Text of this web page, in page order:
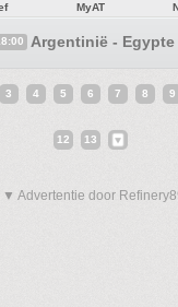
MyAT
Argentinië - Egypte
3 4 5 6 7 8 9
12 13
▼ Advertentie door